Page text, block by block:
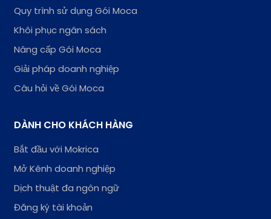
Quy trình sử dụng Gói Moca
Khôi phục ngân sách
Nâng cấp Gói Moca
Giải pháp doanh nghiệp
Câu hỏi về Gói Moca
DÀNH CHO KHÁCH HÀNG
Bắt đầu với Mokrica
Mở Kênh doanh nghiệp
Dịch thuật đa ngôn ngữ
Đăng ký tài khoản